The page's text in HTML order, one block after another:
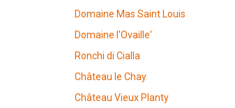
Domaine Mas Saint Louis
Domaine l'Ovaille'
Ronchi di Cialla
Château le Chay
Château Vieux Planty